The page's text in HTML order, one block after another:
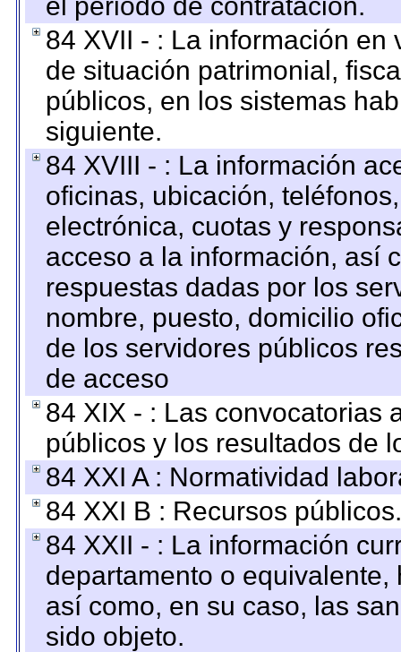
84 XVII - : La información
de situación patrimonial,
públicos, en los sistemas
siguiente.
84 XVIII - : La información
oficinas, ubicación,
electrónica, cuotas y
acceso a la información, así
respuestas dadas por los
nombre, puesto, domicilio
de los servidores públicos
de acceso
84 XIX - : Las convocatorias
públicos y los resultados de
84 XXI A : Normatividad
84 XXI B : Recursos públicos.
84 XXII - : La información
departamento o
así como, en su caso, las
sido objeto.